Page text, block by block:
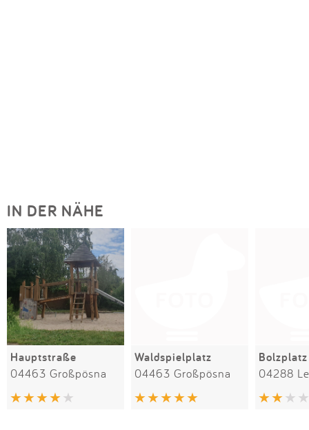
IN DER NÄHE
Hauptstraße
04463 Großpösna
Waldspielplatz
04463 Großpösna
Bolzplatz
04288